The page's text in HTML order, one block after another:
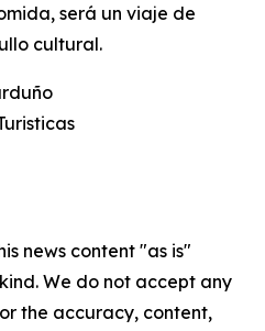
será un viaje de
cultural.
news content "as is"
We do not accept any
the accuracy, content,